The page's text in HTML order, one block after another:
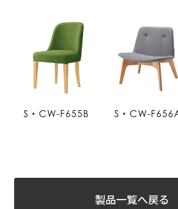
S・CW-F655B S・CW-
製品一覧へ戻る